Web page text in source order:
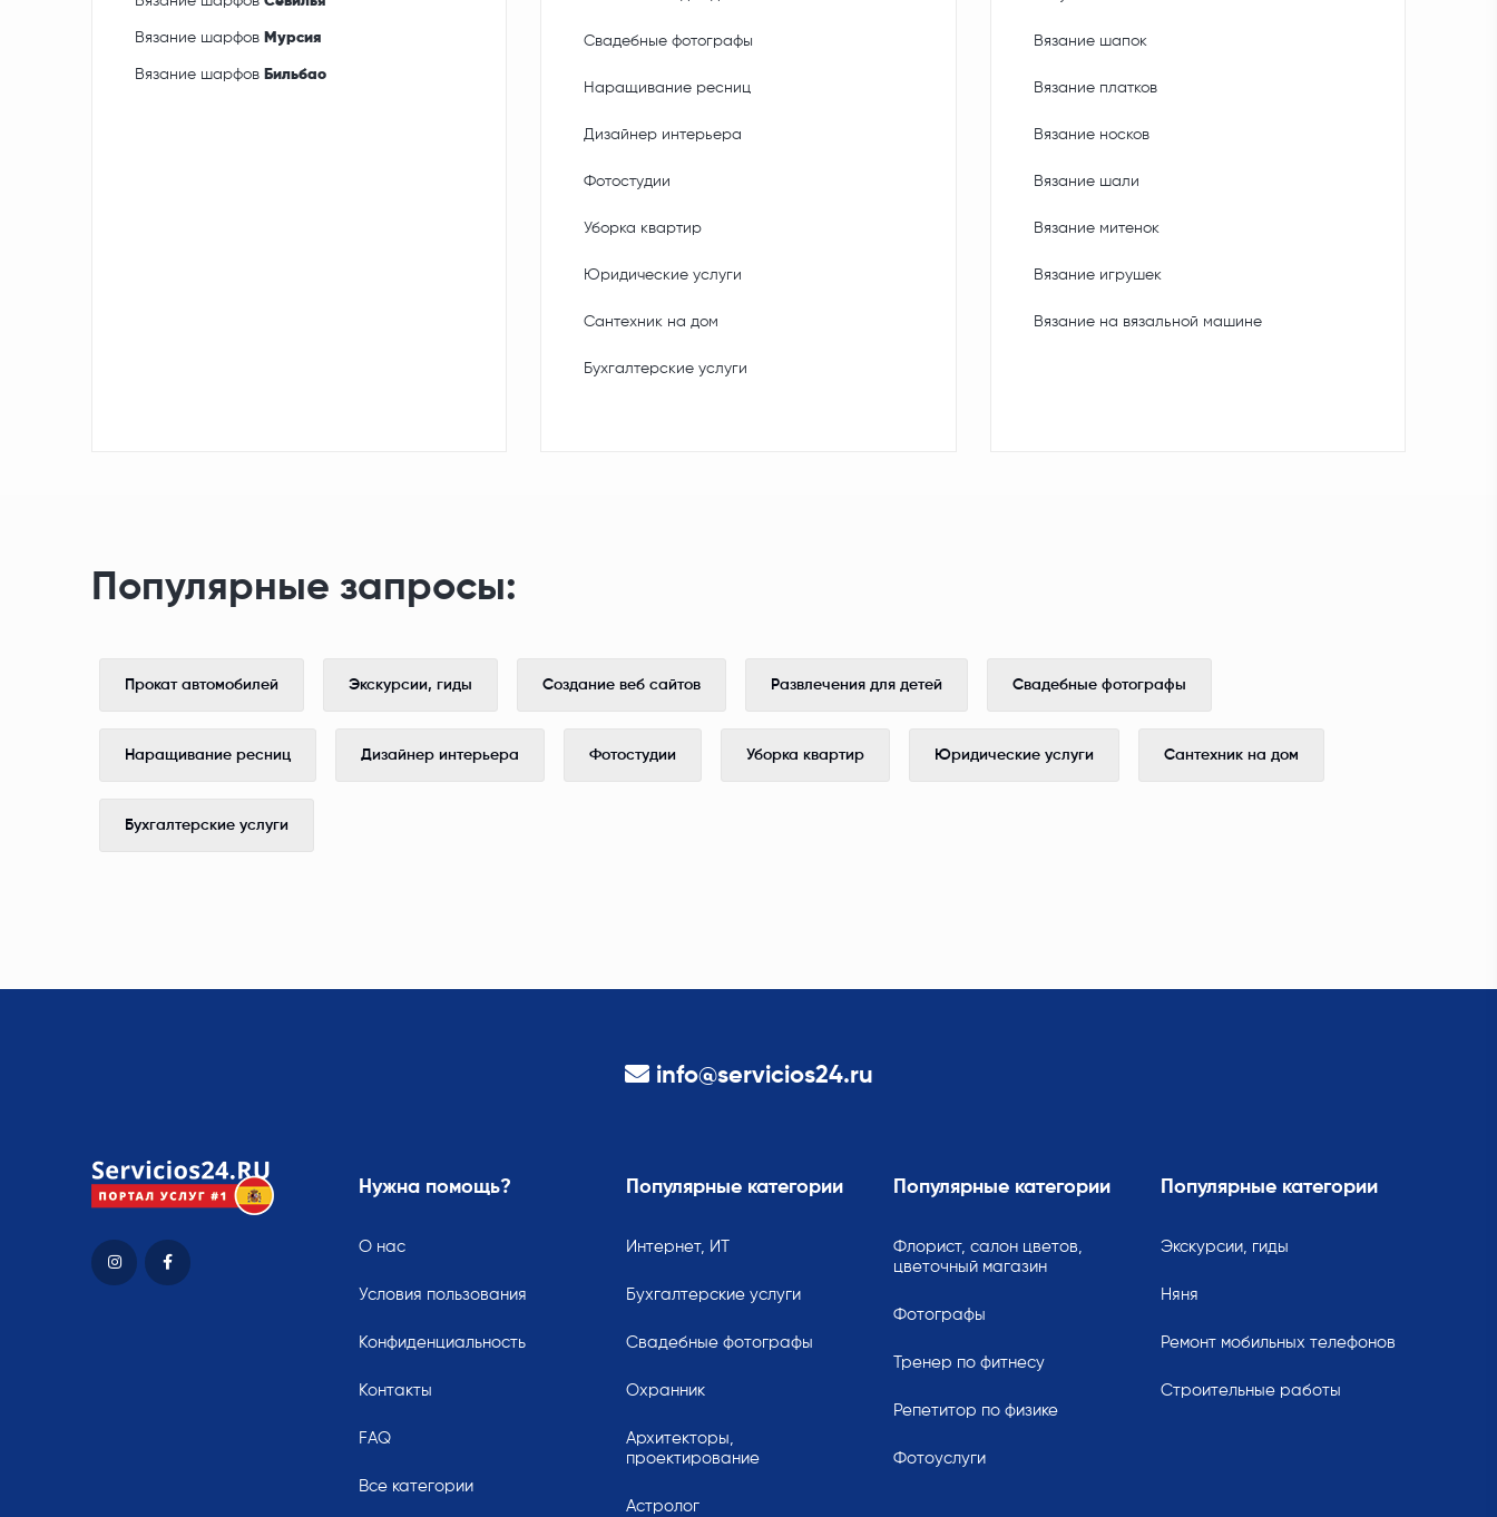
Вязание шарфов Мурсия
Вязание шарфов Бильбао
Свадебные фотографы
Наращивание ресниц
Дизайнер интерьера
Фотостудии
Уборка квартир
Юридические услуги
Сантехник на дом
Бухгалтерские услуги
Вязание шапок
Вязание платков
Вязание носков
Вязание шали
Вязание митенок
Вязание игрушек
Вязание на вязальной машине
Популярные запросы:
Прокат автомобилей Экскурсии, гиды Создание веб сайтов Развлечения для детей Свадебные фотографы
Наращивание ресниц Дизайнер интерьера Фотостудии Уборка квартир Юридические услуги Сантехник на дом
Бухгалтерские услуги
info@servicios24.ru
Нужна помощь?
О нас
Условия пользования
Конфиденциальность
Контакты
FAQ
Все категории
Популярные категории
Интернет, ИТ
Бухгалтерские услуги
Свадебные фотографы
Охранник
Архитекторы,
проектирование
Астролог
Популярные категории
Флорист, салон цветов,
цветочный магазин
Фотографы
Тренер по фитнесу
Репетитор по физике
Фотоуслуги
Популярные категории
Экскурсии, гиды
Няня
Ремонт мобильных телефонов
Строительные работы